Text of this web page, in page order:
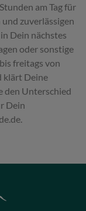
am Tag für
zuverlässigen
Dein nächstes
oder sonstige
freitags von
klärt Deine
den Unterschied
Dein